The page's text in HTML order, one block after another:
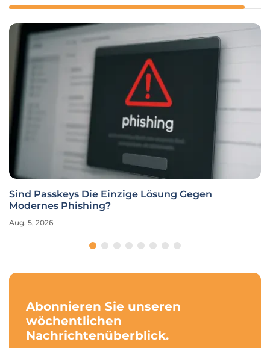
Sind Passkeys Die Einzige Lösung Gegen
Modernes Phishing?
Aug. 5, 2026
Abonnieren Sie unseren
wöchentlichen
Nachrichtenüberblick.